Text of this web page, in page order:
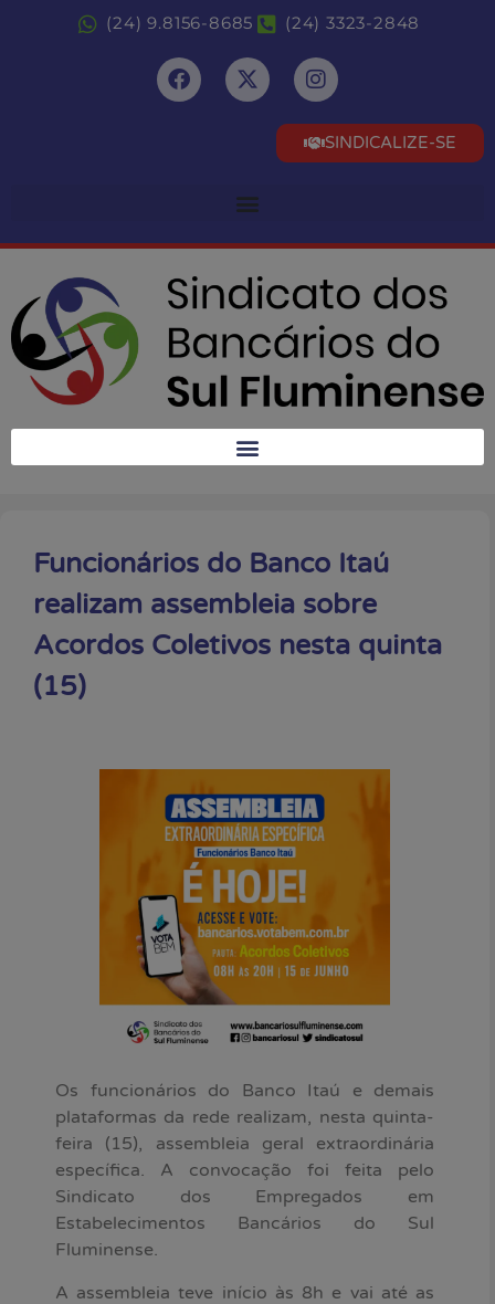
(24) 9.8156-8685 (24) 3323-2848
SINDICALIZE-SE
Funcionários do Banco Itaú
realizam assembleia sobre
Acordos Coletivos nesta quinta
(15)
Os funcionários do Banco Itaú e demais
plataformas da rede realizam, nesta quinta-
feira (15), assembleia geral extraordinária
específica. A convocação foi feita pelo
Sindicato dos Empregados em
Estabelecimentos Bancários do Sul
Fluminense.
A assembleia teve início às 8h e vai até as